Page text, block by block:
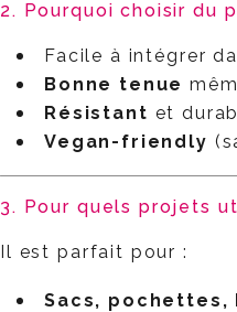
2. Pourquoi choisir du
Facile à intégrer
Bonne tenue
Résistant et
Vegan-friendly
3. Pour quels projets
Il est parfait pour :
Sacs, pochettes,